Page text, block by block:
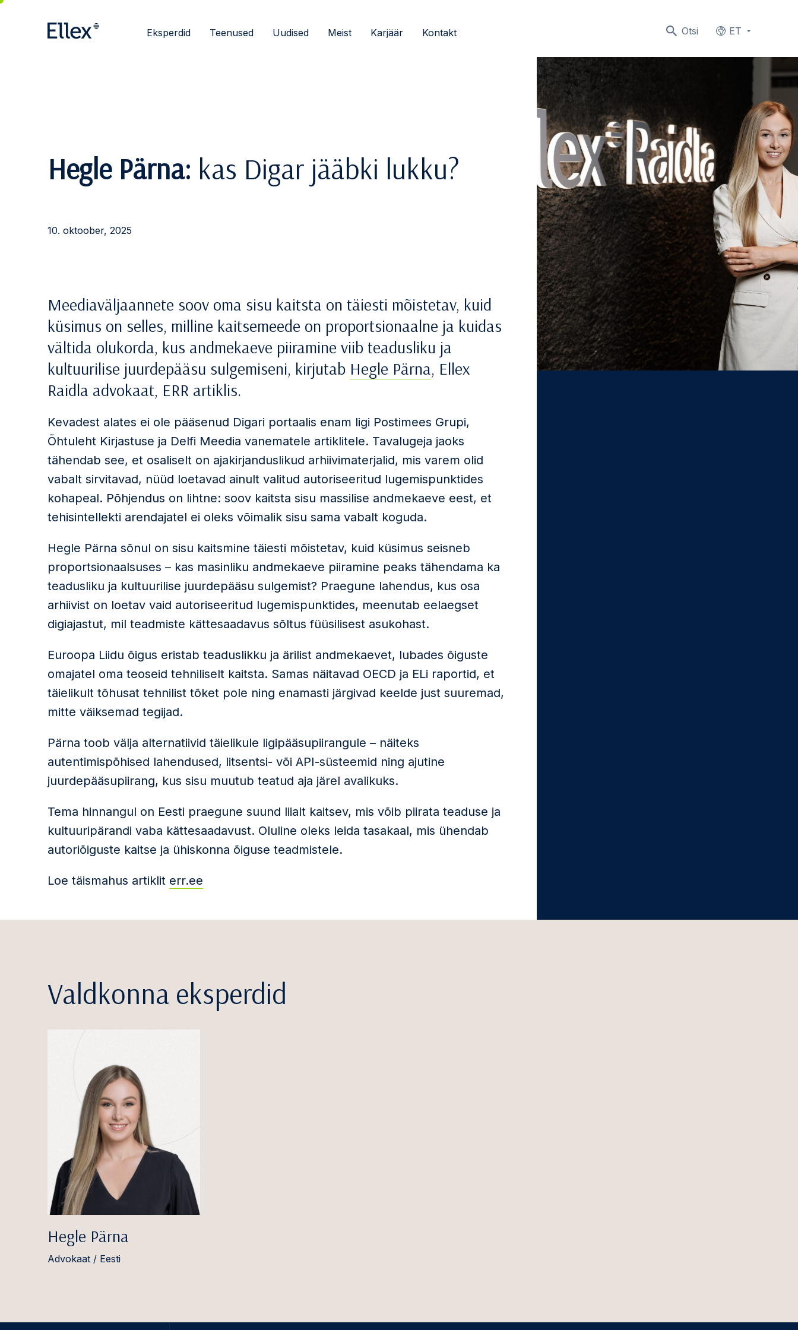
Otsi ET
Eksperdid Teenused Uudised Meist Karjäär Kontakt
Hegle Pärna: kas Digar jääbki lukku?
10. oktoober, 2025
Meediaväljaannete soov oma sisu kaitsta on täiesti mõistetav, kuid
küsimus on selles, milline kaitsemeede on proportsionaalne ja kuidas
vältida olukorda, kus andmekaeve piiramine viib teadusliku ja
kultuurilise juurdepääsu sulgemiseni, kirjutab Hegle Pärna, Ellex
Raidla advokaat, ERR artiklis.
Kevadest alates ei ole pääsenud Digari portaalis enam ligi Postimees Grupi,
Õhtuleht Kirjastuse ja Delfi Meedia vanematele artiklitele. Tavalugeja jaoks
tähendab see, et osaliselt on ajakirjanduslikud arhiivimaterjalid, mis varem olid
vabalt sirvitavad, nüüd loetavad ainult valitud autoriseeritud lugemispunktides
kohapeal. Põhjendus on lihtne: soov kaitsta sisu massilise andmekaeve eest, et
tehisintellekti arendajatel ei oleks võimalik sisu sama vabalt koguda.
Hegle Pärna sõnul on sisu kaitsmine täiesti mõistetav, kuid küsimus seisneb
proportsionaalsuses – kas masinliku andmekaeve piiramine peaks tähendama ka
teadusliku ja kultuurilise juurdepääsu sulgemist? Praegune lahendus, kus osa
arhiivist on loetav vaid autoriseeritud lugemispunktides, meenutab eelaegset
digiajastut, mil teadmiste kättesaadavus sõltus füüsilisest asukohast.
Euroopa Liidu õigus eristab teaduslikku ja ärilist andmekaevet, lubades õiguste
omajatel oma teoseid tehniliselt kaitsta. Samas näitavad OECD ja ELi raportid, et
täielikult tõhusat tehnilist tõket pole ning enamasti järgivad keelde just suuremad,
mitte väiksemad tegijad.
Pärna toob välja alternatiivid täielikule ligipääsupiirangule – näiteks
autentimispõhised lahendused, litsentsi- või API-süsteemid ning ajutine
juurdepääsupiirang, kus sisu muutub teatud aja järel avalikuks.
Tema hinnangul on Eesti praegune suund liialt kaitsev, mis võib piirata teaduse ja
kultuuripärandi vaba kättesaadavust. Oluline oleks leida tasakaal, mis ühendab
autoriõiguste kaitse ja ühiskonna õiguse teadmistele.
Loe täismahus artiklit err.ee
Valdkonna eksperdid
Hegle Pärna
Advokaat / Eesti